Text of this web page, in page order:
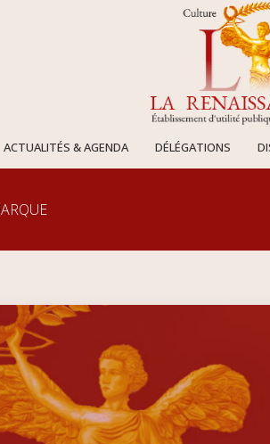
ACTUALITÉS & AGENDA DÉLÉGATIONS